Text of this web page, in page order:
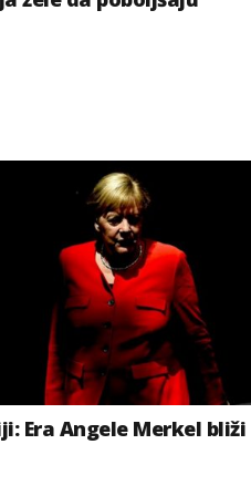
Era Angele Merkel bliži
BIZNIS
Energetski
niskog